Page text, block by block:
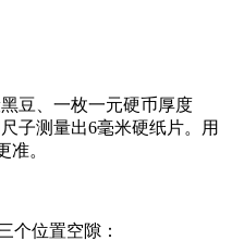
豆、一枚一元硬币厚度
子测量出6毫米硬纸片。用
准。
个位置空隙：